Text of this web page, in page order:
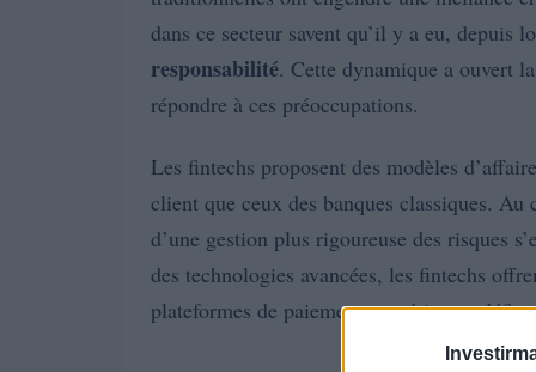
dans ce secteur savent qu’il y a eu, depuis
responsabilité. Cette dynamique a ouvert
répondre à ces préoccupations.
Les fintechs proposent des modèles
client que ceux des banques classiques. Au
d’une gestion plus rigoureuse des risques
des technologies avancées, les fintechs
plateformes de paiement numériques,